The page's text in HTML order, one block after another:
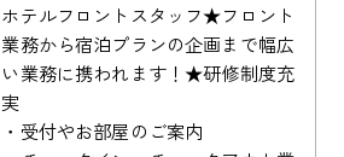
ホテルフロントスタッフ★フロント
業務から宿泊プランの企画まで幅広
い業務に携われます！★研修制度充
実
・受付やお部屋のご案内